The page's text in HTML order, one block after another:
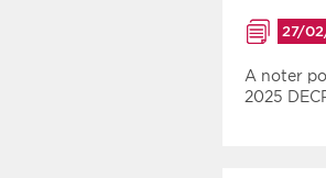
27/
A noter
2025